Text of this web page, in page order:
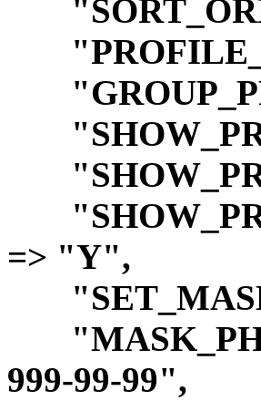
=> "Y",
999-99-99",